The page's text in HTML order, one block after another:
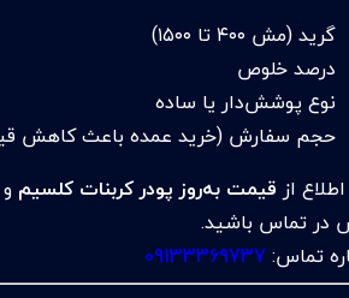
گرید (مش ۴۰۰ تا ۱۵۰۰)
درصد خلوص
نوع پوشش‌دار یا ساده
حجم سفارش (خرید عمده باعث کاهش
از قیمت به‌روز پودر کربنات کلسیم
در تماس باشید.
تماس:09133369737